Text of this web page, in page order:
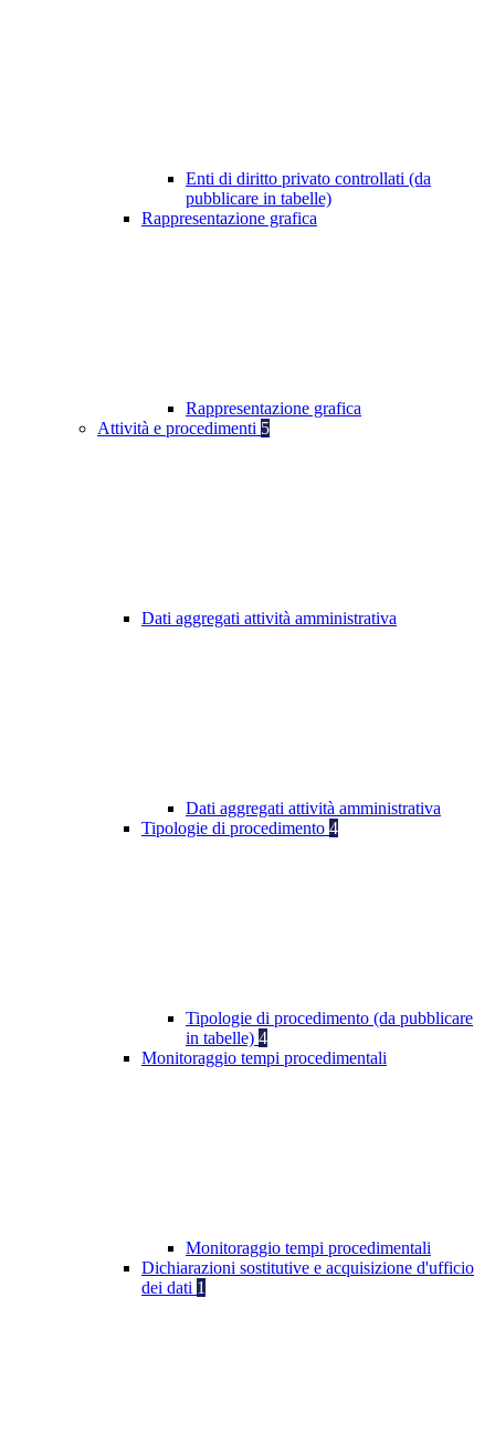
Enti di diritto privato controllati (da
pubblicare in tabelle)
Rappresentazione grafica
Rappresentazione grafica
Attività e procedimenti 5
Dati aggregati attività amministrativa
Dati aggregati attività amministrativa
Tipologie di procedimento 4
Tipologie di procedimento (da pubblicare
in tabelle) 4
Monitoraggio tempi procedimentali
Monitoraggio tempi procedimentali
Dichiarazioni sostitutive e acquisizione d'ufficio
dei dati 1